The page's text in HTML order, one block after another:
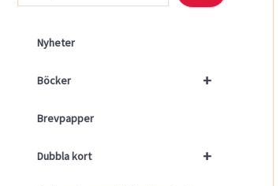
Nyheter
+
Böcker
Brevpapper
+
Dubbla kort